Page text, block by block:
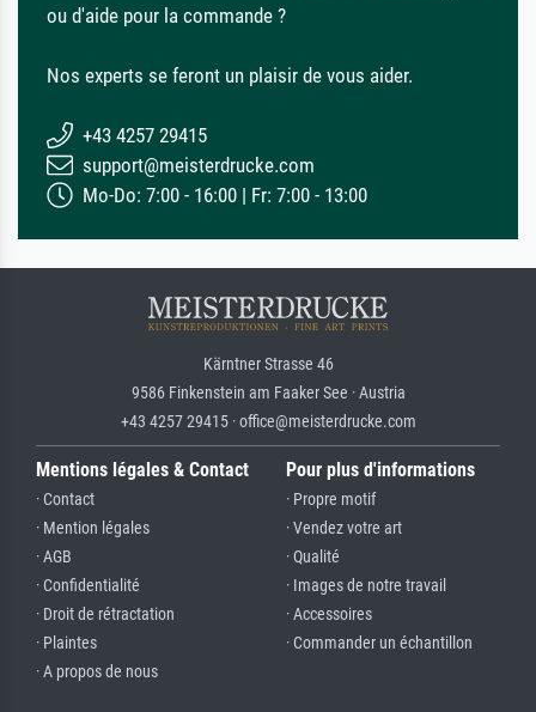
ou d'aide pour la commande ?
Nos experts se feront un plaisir de vous aider.
+43 4257 29415
support@meisterdrucke.com
Mo-Do: 7:00 - 16:00 | Fr: 7:00 - 13:00
Kärntner Strasse 46
9586 Finkenstein am Faaker See · Austria
+43 4257 29415 · office@meisterdrucke.com
Mentions légales & Contact
· Contact
· Mention légales
· AGB
· Confidentialité
· Droit de rétractation
· Plaintes
· A propos de nous
Pour plus d'informations
· Propre motif
· Vendez votre art
· Qualité
· Images de notre travail
· Accessoires
· Commander un échantillon